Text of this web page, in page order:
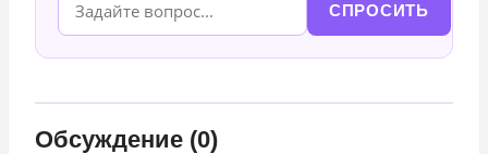
СПРОСИТЬ
Обсуждение (0)